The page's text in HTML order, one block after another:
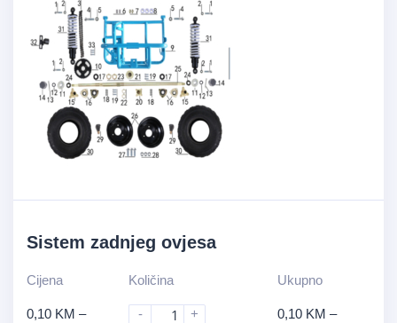
Sistem zadnjeg ovjesa
Cijena
0,10 KM –
Količina
- +
Ukupno
0,10 KM –